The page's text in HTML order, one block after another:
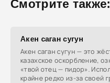
Смотрите также:
Акен саган сугун
Акен саган сугун — это
казахское оскорбление,
«твой отец — пидор».
крайне редко из-за своей